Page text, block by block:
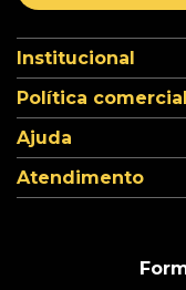
Institucional
Política comercial
Ajuda
Atendimento